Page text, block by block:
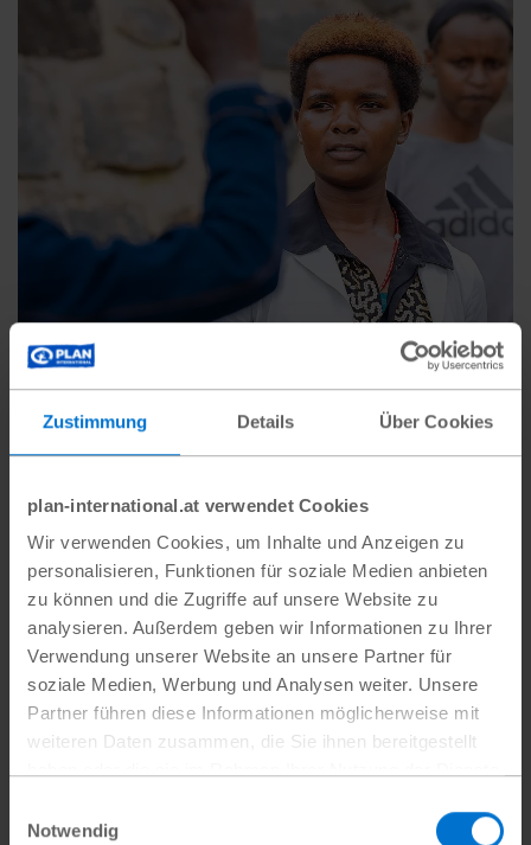
Zustimmung Details Über Cookies
plan-international.at verwendet Cookies
Wir verwenden Cookies, um Inhalte und Anzeigen zu
personalisieren, Funktionen für soziale Medien anbieten
zu können und die Zugriffe auf unsere Website zu
analysieren. Außerdem geben wir Informationen zu Ihrer
Verwendung unserer Website an unsere Partner für
soziale Medien, Werbung und Analysen weiter. Unsere
Partner führen diese Informationen möglicherweise mit
weiteren Daten zusammen, die Sie ihnen bereitgestellt
Datenschutz
Notwendig
Die Wichtigkeit des
Selbstwertgefühls
Wie lassen sich sexuell übertragbare
Krankheiten und Teenagerschwangerschaften
eindämmen? Ein Projekt setzt nicht nur auf
Aufklärung und…